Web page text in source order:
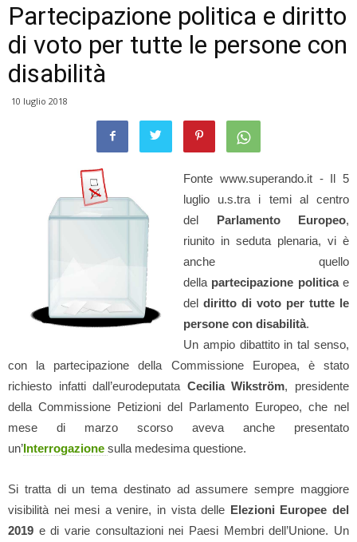
Partecipazione politica e diritto
di voto per tutte le persone con
disabilità
10 luglio 2018
Fonte www.superando.it - Il 5
luglio u.s.tra i temi al centro
del
Parlamento Europeo,
riunito in seduta plenaria, vi è
anche quello
della partecipazione politicae
del diritto di voto per tutte le
persone con disabilità.
Un ampio dibattito in tal senso,
con la partecipazione della Commissione Europea, è stato
richiesto infatti dall’eurodeputata Cecilia Wikström, presidente
della Commissione Petizioni del Parlamento Europeo, che nel
mese di marzo scorso aveva anche presentato
un’Interrogazione sulla medesima questione.
Si tratta di un tema destinato ad assumere sempre maggiore
visibilità nei mesi a venire, in vista delle Elezioni Europee del
2019 e di varie consultazioni nei Paesi Membri dell’Unione. Un